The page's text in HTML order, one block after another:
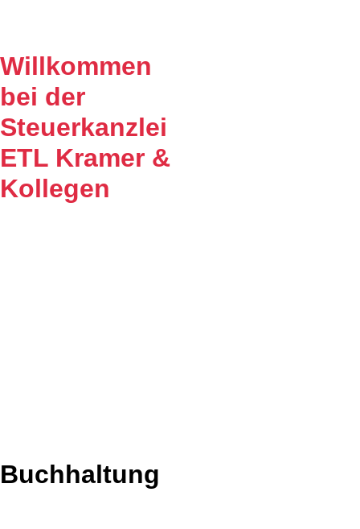
Willkommen
bei der
Steuerkanzlei
ETL Kramer &
Kollegen
Buchhaltung